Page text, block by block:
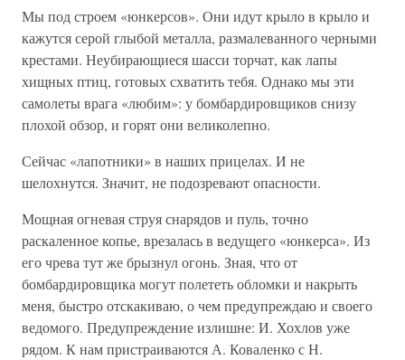
Мы под строем «юнкерсов». Они идут крыло в крыло и
кажутся серой глыбой металла, размалеванного черными
крестами. Неубирающиеся шасси торчат, как лапы
хищных птиц, готовых схватить тебя. Однако мы эти
самолеты врага «любим»: у бомбардировщиков снизу
плохой обзор, и горят они великолепно.
Сейчас «лапотники» в наших прицелах. И не
шелохнутся. Значит, не подозревают опасности.
Мощная огневая струя снарядов и пуль, точно
раскаленное копье, врезалась в ведущего «юнкерса». Из
его чрева тут же брызнул огонь. Зная, что от
бомбардировщика могут полететь обломки и накрыть
меня, быстро отскакиваю, о чем предупреждаю и своего
ведомого. Предупреждение излишне: И. Хохлов уже
рядом. К нам пристраива­ются А. Коваленко с Н.